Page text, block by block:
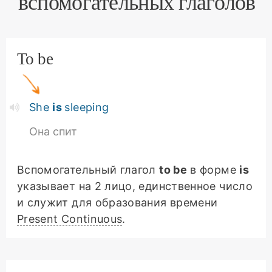
To be
She is sleeping
Она спит
Вспомогательный глаголto be в форме is
указывает на 2 лицо, единственное число
и служит для образования времени
Present Continuous.